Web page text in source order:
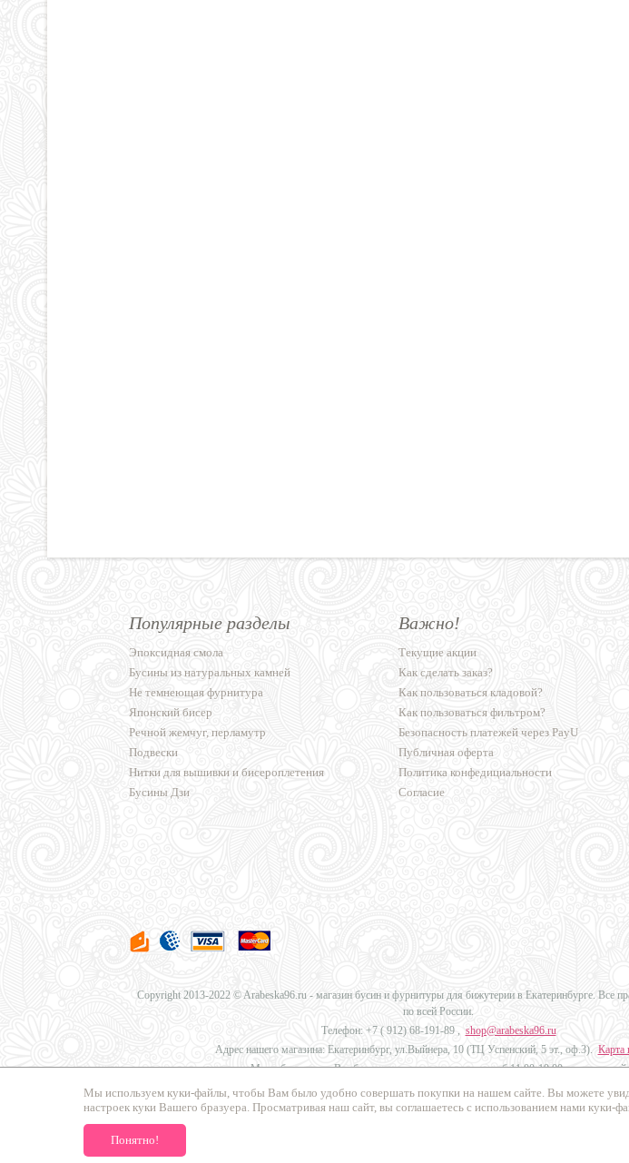
Мы используем куки-файлы, чтобы Вам было удобно совершать покупки на нашем сайте. Вы можете
настроек куки Вашего бразуера. Просматривая наш сайт, вы соглашаетесь с использованием нами куки-
Понятно!
Популярные разделы
Эпоксидная смола
Бусины из натуральных камней
Не темнеющая фурнитура
Японский бисер
Речной жемчуг, перламутр
Подвески
Нитки для вышивки и бисероплетения
Бусины Дзи
Важно!
Текущие акции
Как сделать заказ?
Как пользоваться кладовой?
Как пользоваться фильтром?
Безопасность платежей через PayU
Публичная оферта
Политика конфедициальности
Согласие
Copyright 2013-2022 © Arabeska96.ru - магазин бусин и фурнитуры для бижутерии в Екатеринбурге. Все
по всей России.
Телефон: +7 ( 912) 68-191-89, shop@arabeska96.ru
Адрес нашего магазина: Екатеринбург, ул.Выйнера, 10 (ТЦ Успенский, 5 эт., оф.3). Карта
Мы работаем для Вас без перерывов и выходных: пн-сб 11:00-19:00, вс выходной
Мы предлагаемдоставку в Москву, Санкт-Петербург, Новосибирск, Челябинск, Краснодар, Красноярск,